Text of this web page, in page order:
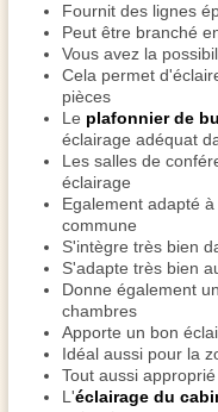
Fournit des lignes
Peut être branché
Vous avez la
Cela permet
pièces
Le plafonnier de
éclairage adéquat
Les salles de
éclairage
Egalement adapté
commune
S'intègre très bien
S'adapte très bien
Donne également
chambres
Apporte un bon
Idéal aussi pour la
Tout aussi
L'éclairage du